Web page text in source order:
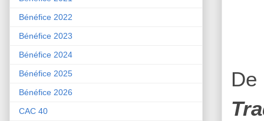
Bénéfice 2022
Bénéfice 2023
Bénéfice 2024
Bénéfice 2025
Bénéfice 2026
CAC 40